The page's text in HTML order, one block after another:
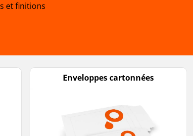
et finitions
Enveloppes cartonnées